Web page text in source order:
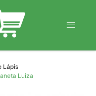
Lápis
Luiza